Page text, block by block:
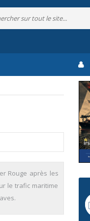
Rouge après les
le trafic maritime